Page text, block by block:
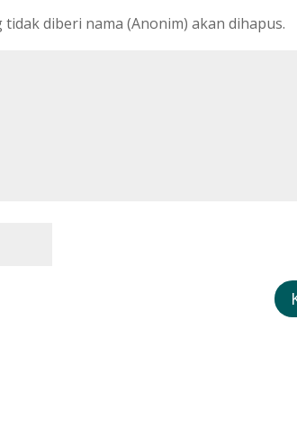
diberi nama (Anonim) akan dihapus.